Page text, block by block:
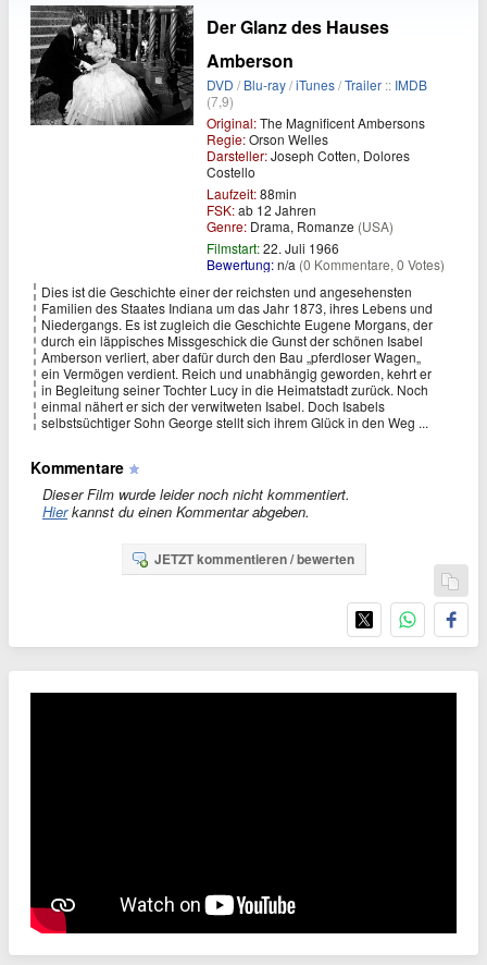
Der Glanz des Hauses
Amberson
DVD /Blu-ray/iTunes/Trailer :: IMDB
(7,9)
Original:The Magnificent Ambersons
Regie:Orson Welles
Darsteller:Joseph Cotten, Dolores
Costello
Laufzeit:88min
FSK:ab 12 Jahren
Genre: Drama, Romanze (USA)
Filmstart:22. Juli 1966
Bewertung:n/a (0 Kommentare, 0 Votes)
Dies ist die Geschichte einer der reichsten und angesehensten
Familien des Staates Indiana um das Jahr 1873, ihres Lebens und
Niedergangs. Es ist zugleich die Geschichte Eugene Morgans, der
durch ein läppisches Missgeschick die Gunst der schönen Isabel
Amberson verliert, aber dafür durch den Bau „pferdloser Wagen„
ein Vermögen verdient. Reich und unabhängig geworden, kehrt er
in Begleitung seiner Tochter Lucy in die Heimatstadt zurück. Noch
einmal nähert er sich der verwitweten Isabel. Doch Isabels
selbstsüchtiger Sohn George stellt sich ihrem Glück in den Weg ...
Kommentare
Dieser Film wurde leider noch nicht kommentiert.
Hierkannst du einen Kommentar abgeben.
JETZT kommentieren / bewerten